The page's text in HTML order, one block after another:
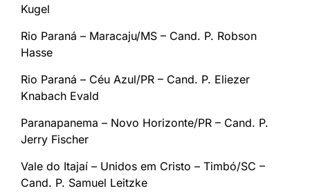
Kugel
Rio Paraná – Maracaju/MS – Cand. P. Robson
Hasse
Rio Paraná – Céu Azul/PR – Cand. P. Eliezer
Knabach Evald
Paranapanema – Novo Horizonte/PR – Cand. P.
Jerry Fischer
Vale do Itajaí – Unidos em Cristo – Timbó/SC –
Cand. P. Samuel Leitzke